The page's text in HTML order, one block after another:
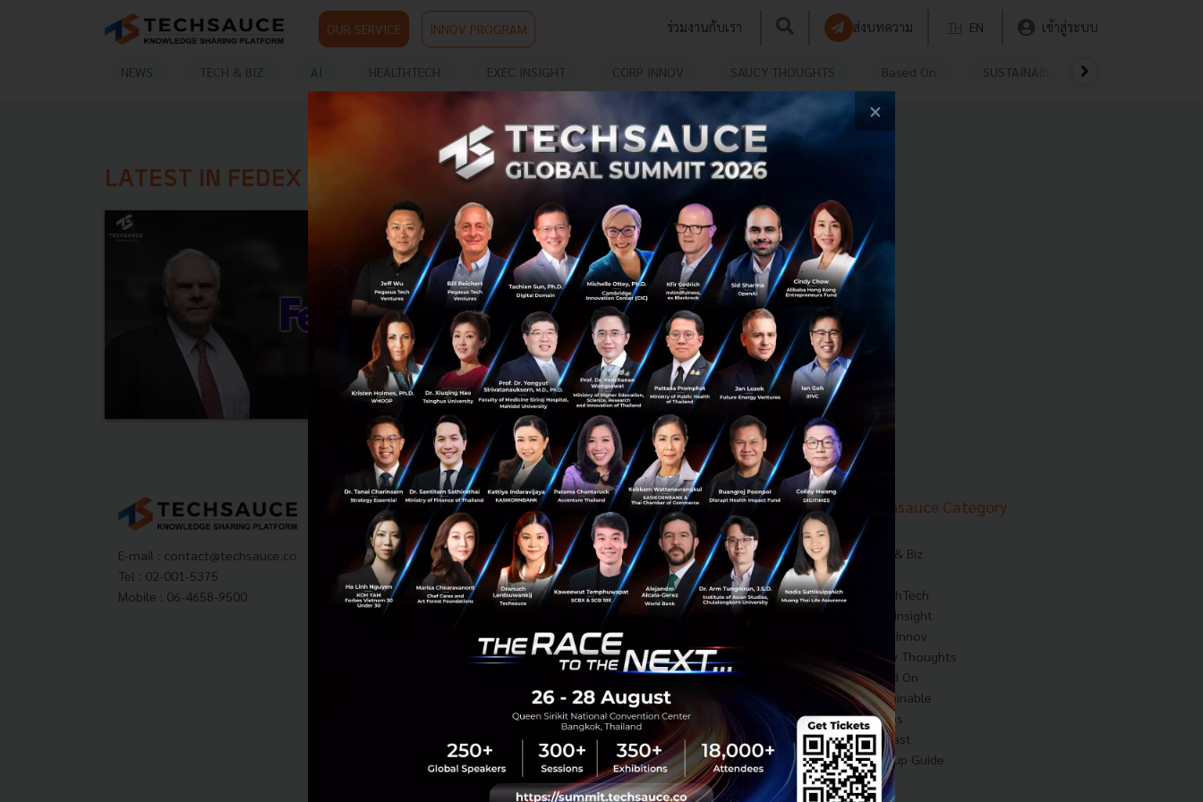
OUR SERVICE INNOV PROGRAM ร่วมงานกับเรา ส่งบทความ TH EN เข้าสู่ระบบ
NEWS TECH & BIZ AI HEALTHTECH EXEC INSIGHT CORP INNOV SAUCY THOUGHTS Based On SUSTAINABLE
LATEST IN FEDEX
FedEx จากรายงานในมหาวิทยาลัยสู่ผู้ยิ่งใหญ่ในโลก
Logistics
FedEx บริษัทขนส่งยักษ์ใหญ่สัญชาติอเมริกัน ก่อตั้งโดย
Frederick Smith อดีตนายทหารเรือสหรัฐอเมริกา ผู้สำเร็จการ
ศึกษาจากมหาวิทยาลัย Yale...
กรกฎาคม 2, 2021| ByTechsauce Team
86
Tech & Biz FedEx logistics Frederick Smith
E-mail : contact@techsauce.co
Tel : 02-001-5375
Mobile : 06-4658-9500
Techsauce Media
About Techsauce
Techsauce Services
Privacy Policy
ส่งบทความ
Techsauce Global Summit
Trending Tags
Corporate Innovation
Digital Transformation
E-Commerce
Startup
Technology
Techsauce Category
News
Tech & Biz
HealthTech
Exec Insight
Corp Innov
Saucy Thoughts
Based On
Sustainable
Videos
Podcast
Startup Guide
×